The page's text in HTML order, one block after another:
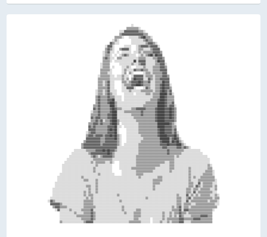
                                                                  ▒▒▒▒▒▒▒▒▒▒░░
                                                            ░░░░▓▓▓▓▓▓▓▓▓▓▓▓▒▒▒▒░░
                                                            ▒▒▓▓▓▓▓▓▓▓▓▓▓▓▓▓▓▓▓▓▒▒▒▒
                                                        ▒▒▒▒▒▒░░    ░░░░░░░░▒▒▓▓██▒▒▒▒░░
                                                      ░░▒▒░░          ░░░░░░░░░░▒▒▓▓▒▒▒▒
                                                    ▓▓▒▒░░░░          ░░░░░░░░░░░░▒▒▓▓▓▓▒▒░░
                                                ░░▓▓▓▓░░        ░░░░░░    ░░▒▒▓▓▓▓▓▓▒▒▓▓▓▓▓▓░░
                                                ▒▒▓▓▒▒░░    ▒▒▓▓▓▓▓▓░░    ░░▒▒▒▒░░░░░░▒▒▓▓▓▓▓▓
                                              ░░▒▒▓▓░░░░  ░░  ░░░░░░░░  ░░░░▒▒░░▒▒▒▒▒▒▒▒▓▓▓▓▓▓▒▒
                                              ░░▒▒▒▒░░  ░░  ░░▒▒▓▓▒▒░░░░░░  ░░▒▒░░▒▒▓▓██▒▒██▓▓▓▓
                                              ▒▒▓▓▒▒░░░░  ▒▒▒▒░░░░░░░░░░░░░░▒▒▒▒▒▒░░░░░░▒▒▒▒▓▓▓▓▒▒
                                              ▒▒▒▒▒▒░░  ░░░░░░░░░░░░░░░░██░░▓▓▓▓▓▓░░░░░░░░▒▒██▓▓▓▓
                                            ░░▒▒▒▒▒▒        ░░░░░░░░░░▒▒░░░░▒▒▓▓▓▓░░░░░░░░▒▒▒▒▓▓▓▓░░
                                            ░░▒▒▒▒▒▒  ░░      ░░░░▒▒░░    ░░░░░░▒▒░░░░░░▒▒▒▒▒▒▓▓▓▓▒▒
                                            ▒▒▒▒▒▒▒▒░░        ░░▒▒░░░░░░▓▓▒▒▒▒▓▓▒▒▒▒░░░░▒▒▒▒▒▒▓▓▓▓▓▓
                                            ▒▒▒▒▒▒░░░░        ░░▒▒  ▒▒░░        ░░▒▒▒▒░░▒▒▒▒▒▒▒▒▓▓▓▓
                                          ░░▒▒▒▒▒▒▒▒░░░░  ░░░░▒▒░░░░  ░░▓▓▓▓▓▓▓▓░░▒▒▒▒▒▒░░▒▒▒▒▒▒▓▓▓▓▒▒
                                          ▒▒▒▒▒▒▒▒▒▒░░░░░░░░░░▒▒░░▒▒  ▒▒██▓▓▓▓▓▓░░░░▓▓▒▒░░▒▒▒▒▓▓▓▓▓▓▓▓
                                          ▒▒▒▒░░▒▒▓▓░░░░      ▒▒▒▒░░▒▒▓▓▓▓▓▓██▓▓▒▒▒▒▓▓░░░░▒▒▒▒▒▒██▓▓▓▓
                                          ▒▒▒▒░░▒▒▓▓░░░░      ░░▒▒▒▒▒▒▓▓▓▓████▓▓▒▒▒▒▒▒░░░░▒▒▒▒▓▓██▓▓▓▓░░
                                          ▒▒▒▒▒▒▒▒▓▓░░░░      ░░░░▓▓▓▓▓▓░░      ░░▓▓▒▒░░░░▒▒▒▒▓▓██▓▓▓▓▒▒
                                        ░░▒▒▒▒░░▒▒▓▓░░░░░░    ░░░░░░▒▒░░░░░░░░▒▒▒▒▒▒▒▒▒▒░░▒▒▒▒▓▓██▓▓▒▒▓▓
                                        ░░▒▒▒▒░░▒▒▓▓▒▒░░░░      ░░░░░░░░  ░░░░░░░░▒▒▒▒░░▒▒▒▒▒▒██████▒▒▓▓░░
                                        ▒▒▓▓▒▒▒▒▒▒▓▓▒▒▒▒░░░░░░  ░░░░░░░░░░░░░░░░░░░░░░░░▒▒▒▒▒▒████▓▓▒▒▒▒▒▒
                                        ▒▒▓▓▒▒▒▒▒▒▓▓▓▓██░░░░░░  ░░░░░░░░░░░░░░░░░░░░░░▒▒▒▒▒▒▓▓████▓▓▒▒▒▒▒▒
                                        ▒▒▓▓▒▒▒▒▒▒▓▓████▒▒░░░░░░░░░░░░░░░░░░░░░░░░▒▒▒▒▒▒▒▒▒▒██████▓▓▒▒▒▒▓▓
                                      ▒▒▒▒▓▓▒▒▒▒▒▒▒▒████▒▒░░░░░░░░░░░░░░░░░░░░░░▒▒▒▒▒▒▒▒▒▒▒▒██████▓▓▒▒▓▓▓▓░░
                                      ▓▓▒▒▓▓▒▒▒▒▒▒▒▒▓▓██▓▓▒▒▒▒░░░░░░░░▒▒▒▒▓▓▓▓▓▓▓▓▒▒▒▒▒▒▒▒▓▓██████▓▓▓▓██▓▓▒▒
                                    ░░▒▒▒▒▓▓▒▒▒▒▒▒▒▒▓▓████░░░░░░▒▒▒▒▒▒▒▒▒▒▒▒▒▒▓▓▒▒▒▒▒▒▒▒▒▒▓▓██████▓▓▓▓██▓▓▒▒
                                    ▒▒▒▒▒▒▓▓▒▒▒▒▒▒▓▓▓▓████░░░░░░░░░░░░▒▒▒▒▒▒▒▒▓▓▒▒▒▒▒▒▒▒▒▒▓▓██████▓▓▓▓██▓▓▒▒
                                    ▓▓▒▒▓▓▓▓▒▒▒▒▒▒▓▓▓▓████░░░░░░░░░░░░░░▒▒▒▒▒▒▒▒▒▒▒▒▒▒▒▒▒▒▓▓██████▓▓▓▓██▓▓▒▒
                                    ▒▒▒▒▓▓▒▒▓▓░░▒▒▒▒▓▓████▒▒░░░░░░░░░░░░░░▒▒▒▒▒▒▒▒▒▒▒▒▒▒▒▒▓▓██████▓▓▓▓▓▓▓▓▒▒
                                  ▒▒▒▒▓▓▓▓▒▒▓▓▒▒▒▒▒▒▓▓████▒▒  ░░░░░░░░░░░░░░▒▒▒▒▒▒▒▒▒▒▒▒▒▒▒▒██████████▓▓▒▒░░
                                  ▓▓▒▒▓▓▒▒▒▒▒▒▒▒▒▒▓▓▓▓▓▓██░░░░  ░░░░░░░░░░░░▒▒▒▒▒▒▒▒▒▒▒▒▒▒▒▒██████▓▓▓▓▓▓▒▒▒▒
                                  ▓▓▓▓▓▓▒▒▒▒▒▒▒▒▒▒▓▓██▓▓██░░      ░░░░░░░░░░▒▒▒▒▒▒▒▒▒▒▒▒▒▒▒▒▓▓████▓▓▓▓▓▓▒▒▓▓
                                ░░▒▒▓▓▓▓▒▒▒▒▒▒▒▒▒▒▓▓▓▓▓▓██░░      ░░░░░░░░░░▒▒▒▒▒▒▒▒▒▒▒▒▒▒▒▒▓▓████▓▓▓▓▓▓▒▒▓▓░░
                                ▒▒▓▓▓▓▒▒▓▓▓▓▓▓▒▒▓▓▓▓██▓▓██▒▒░░    ░░░░░░░░░░░░▒▒▒▒▒▒▒▒▒▒▒▒▒▒▓▓██████▓▓▓▓▓▓██▒▒
                                ▓▓▓▓▓▓▓▓▓▓▓▓▒▒▒▒▓▓▓▓▓▓▓▓██▒▒░░    ░░░░░░░░░░░░░░▒▒▒▒▒▒▒▒▒▒▒▒▒▒████████▒▒▓▓██▓▓░░
                              ▒▒▓▓▓▓▓▓▓▓▓▓▓▓▒▒▒▒▓▓▓▓▓▓▓▓▓▓▒▒░░    ░░░░░░░░░░░░▒▒▒▒▒▒▒▒▒▒▒▒▒▒▒▒▓▓██████▒▒██▓▓██▒▒░░
                            ▒▒▓▓▓▓▓▓▓▓▓▓▓▓▓▓▒▒▓▓▓▓▓▓▓▓▓▓▓▓▒▒░░  ░░░░░░░░░░░░▒▒▒▒▒▒▒▒▒▒▒▒▒▒▒▒▒▒▓▓▓▓▓▓██▓▓▓▓▓▓████▒▒░░
                            ▒▒▓▓▓▓▓▓▓▓▓▓▓▓▓▓▓▓▓▓▓▓▓▓▓▓▓▓▓▓░░░░░░░░░░░░░░░░░░▒▒▒▒▒▒▒▒▒▒▒▒▒▒▒▒▒▒▒▒▓▓▓▓▒▒▒▒▒▒▒▒▓▓▓▓▒▒▓▓▒▒░░
                      ░░░░░░░░░░▒▒▒▒▒▒▒▒▓▓▓▓▓▓██▓▓██▓▓▓▓▒▒░░░░░░░░░░░░░░░░░░▒▒▒▒▒▒▒▒▒▒▒▒▒▒▒▒▒▒▒▒▒▒▒▒▓▓▒▒▒▒▒▒▒▒▒▒▒▒░░░░░░░░░░░░░░
                    ░░░░░░░░░░░░░░▒▒▓▓▓▓▓▓▓▓▓▓▓▓▓▓██▓▓▒▒░░░░░░░░░░░░░░░░░░░░▒▒▒▒▒▒▒▒▒▒▒▒▒▒▒▒▒▒▒▒▒▒▒▒▓▓▒▒▒▒▒▒▒▒▒▒░░░░░░░░░░░░░░░░░░
                  ░░░░░░░░░░░░░░░░░░▒▒▓▓▒▒░░▒▒▓▓▓▓▓▓▓▓▒▒░░░░░░░░░░░░░░░░░░▒▒▒▒▒▒▒▒▒▒▒▒▒▒▒▒▒▒▒▒▒▒▒▒▒▒▒▒▒▒▒▒░░▒▒░░░░░░░░░░░░░░░░░░░░░░░░
                ░░░░░░░░░░░░░░░░░░░░░░▒▒▒▒▒▒▒▒▒▒▒▒▒▒▒▒░░░░░░░░░░░░░░░░░░░░▒▒▒▒▒▒▒▒▒▒▒▒▒▒▒▒▒▒▒▒▒▒▒▒▒▒▒▒▒▒▒▒░░░░░░░░░░░░░░░░░░░░░░░░░░░░░░
              ░░░░░░░░░░░░░░░░░░░░░░▒▒░░▒▒▒▒▒▒▒▒░░░░▒▒░░    ░░░░░░░░░░░░░░▒▒▒▒▒▒▒▒▒▒▒▒▒▒▒▒▒▒▒▒▒▒▒▒░░░░▒▒▒▒░░░░░░░░░░░░░░░░░░░░░░░░░░░░░░
            ░░░░░░░░░░░░░░░░░░░░░░░░░░░░▒▒░░░░░░░░░░░░      ░░░░░░░░░░░░░░▒▒▒▒▒▒▒▒▒▒▒▒▒▒▒▒▒▒▒▒░░░░░░░░▒▒▒▒░░░░░░░░░░░░░░░░░░░░░░░░░░░░▒▒░░
            ░░░░░░░░░░░░░░░░░░░░░░░░░░▒▒░░░░░░░░░░░░░░      ░░░░░░░░░░▒▒▒▒▒▒▒▒▒▒▒▒▒▒▒▒▒▒▒▒░░░░░░░░░░░░▒▒▒▒░░░░░░░░░░░░▒▒░░░░░░░░░░░░░░▒▒▒▒
            ░░░░░░░░░░░░░░░░░░░░░░░░░░▒▒░░░░░░░░░░░░░░        ░░░░░░░░░░░░▒▒▒▒▒▒▒▒▒▒▒▒▒▒░░░░░░░░░░░░░░▒▒░░░░░░░░░░░░░░▒▒░░░░░░░░░░░░▒▒▒▒▒▒░░
          ░░░░░░░░░░░░░░░░░░░░░░░░░░░░░░░░▒▒░░░░░░░░░░░░      ░░░░░░░░░░░░▒▒▒▒▒▒░░░░░░░░░░░░░░░░░░░░░░░░░░░░░░░░░░░░░░▒▒░░░░░░░░░░▒▒▒▒▒▒▒▒░░
        ░░░░░░░░░░░░░░░░░░░░▒▒░░░░░░░░░░░░░░░░░░░░░░░░░░░░░░░░░░░░░░░░░░░░░░▒▒░░░░░░░░░░░░░░▒▒▒▒░░░░░░░░░░░░░░░░░░░░░░▒▒░░▒▒░░░░▒▒▒▒▒▒▒▒▒▒▒▒
        ░░░░░░░░░░░░░░░░░░░░░░▒▒▒▒░░░░░░▒▒░░░░░░░░░░░░░░░░░░░░░░░░░░░░░░░░░░░░░░░░░░░░░░▒▒▒▒▒▒▒▒░░░░░░░░░░░░░░░░░░░░░░▒▒░░░░░░▒▒▒▒▒▒▒▒▒▒▒▒▒▒░░
      ░░░░░░░░░░░░░░░░░░░░░░░░░░░░░░░░░░▒▒░░░░░░░░░░░░░░░░░░░░░░░░░░░░░░░░░░░░░░░░░░░░░░▒▒▒▒▒▒░░░░░░░░░░░░░░░░░░░░░░░░▒▒▒▒░░░░▓▓░░▒▒▒▒▒▒▒▒░░░░
      ░░░░░░░░░░░░░░░░░░░░░░░░░░▒▒▒▒░░░░▒▒░░░░░░░░░░░░░░░░░░░░░░░░░░░░░░░░░░░░░░░░░░░░░░▒▒░░░░░░░░░░░░░░░░░░░░░░░░░░░░▒▒▒▒░░▓▓▒▒░░▒▒▒▒▒▒▒▒░░▒▒
    ░░░░░░░░░░░░░░░░░░░░░░░░░░░░░░▒▒░░░░▒▒░░░░░░░░░░░░░░░░░░░░░░░░░░░░░░░░░░░░░░░░░░░░░░▒▒░░░░░░░░░░░░░░░░░░░░░░░░░░▒▒▒▒░░▒▒▒▒░░▒▒▒▒▒▒▒▒░░░░▒▒
    ░░░░░░░░░░░░░░░░░░░░░░░░░░▒▒░░▒▒░░░░▒▒░░░░░░░░░░░░░░░░░░░░░░░░░░░░░░░░░░░░░░░░░░░░░░░░░░░░░░░░░░░░░░░░░░░░░░░░░░▒▒▒▒░░▓▓░░▒▒▒▒▒▒▒▒▒▒▒▒░░░░
    ░░░░░░░░░░░░░░░░░░░░░░░░░░▒▒░░▒▒▒▒░░░░░░░░░░░░░░░░░░░░▒▒░░░░░░░░░░░░░░░░░░░░░░░░░░░░░░░░░░░░░░░░░░░░░░░░▒▒░░░░░░▓▓░░▒▒░░▒▒░░▒▒▒▒▒▒▒▒░░░░▒▒░░
  ░░░░░░░░░░░░░░░░░░░░░░░░░░░░░░▒▒░░▒▒░░░░░░░░░░░░░░░░░░░░░░░░░░░░░░░░░░░░░░░░░░░░▒▒░░░░░░░░░░░░░░░░░░░░░░░░▒▒▒▒░░░░▒▒▓▓░░▒▒▒▒▒▒▒▒▒▒▒▒▒▒▒▒░░▒▒▒▒
░░▓▓▒▒░░░░░░░░░░░░░░░░░░░░░░░░▒▒▒▒▒▒▒▒░░░░░░░░░░░░░░░░░░░░░░▒▒░░░░░░░░░░░░░░░░░░░░░░░░░░░░░░░░░░░░░░░░░░░░░░▒▒▒▒░░░░▓▓░░▒▒▒▒▒▒▒▒▒▒▒▒▒▒░░▒▒▒▒▒▒░░
  ▓▓▓▓▓▓▓▓▒▒░░░░░░░░░░░░░░░░░░▒▒▒▒▒▒▒▒░░░░░░░░░░░░░░░░░░░░░░░░░░░░░░░░░░░░░░░░░░░░░░░░░░░░░░░░░░░░░░░░░░░░░░▒▒▒▒░░▒▒▒▒▒▒░░░░▒▒▒▒▒▒▒▒▒▒▒▒▒▒▒▒░░░░
    ▒▒▓▓▓▓▒▒▒▒▒▒░░░░░░░░░░░░░░▒▒▒▒▒▒▒▒▒▒░░░░░░░░░░░░░░░░░░░░░░▒▒░░░░░░░░░░░░░░░░░░░░░░░░░░░░░░░░░░░░░░░░▒▒░░▒▒▓▓░░▒▒▒▒░░▒▒▒▒▒▒▒▒▒▒▒▒▒▒▒▒▒▒▒▒▒▒
      ░░▓▓░░░░░░░░▒▒░░░░░░░░▒▒▒▒▒▒▒▒▓▓░░░░░░░░░░░░░░░░░░░░░░░░▒▒░░░░░░░░░░▒▒▒▒░░░░░░░░░░░░░░░░░░░░░░░░░░▒▒▒▒▒▒▓▓░░▓▓▓▓▒▒▒▒▒▒▒▒▒▒▒▒▒▒▒▒▒▒▒▒░░
          ░░░░░░░░░░░░▒▒░░░░░░▒▒▒▒▒▒▓▓▒▒░░░░░░░░░░░░░░░░░░░░░░░░▒▒░░░░░░▒▒▒▒▒▒░░░░░░░░░░░░░░░░░░▒▒░░░░▒▒░░▒▒▒▒▓▓▒▒▒▒░░▒▒▒▒▒▒▒▒▒▒▒▒▒▒▒▒▒▒▒▒
          ░░░░░░░░░░░░░░▒▒▒▒▒▒▒▒▒▒▒▒▓▓▒▒░░░░░░░░░░░░░░░░░░░░░░░░░░░░░░░░▒▒▒▒▒▒░░░░░░░░░░░░░░░░░░▒▒░░░░▒▒░░▒▒░░▓▓▒▒░░░░░░▒▒▒▒▒▒▒▒▓▓▓▓▓▓▒▒▒▒
          ░░░░░░░░░░░░░░░░░░▒▒▒▒▒▒▒▒▓▓▒▒░░░░░░░░░░░░░░░░░░░░░░░░░░░░░░░░▒▒▒▒░░░░░░░░░░  ░░░░░░░░▒▒░░▒▒▒▒▒▒▒▒▒▒▓▓▓▓▒▒▒▒▒▒▒▒▓▓▓▓▓▓▒▒▒▒▒▒▒▒▒▒